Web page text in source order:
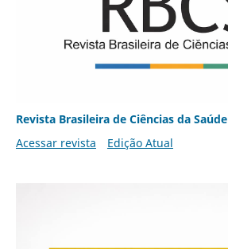
Revista Brasileira de Ciências da Saúde
Acessar revista
Edição Atual